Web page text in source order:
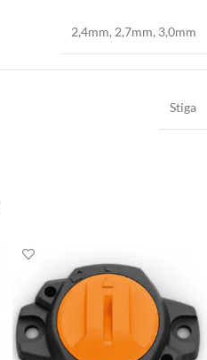
2,4mm, 2,7mm, 3,0mm
Stiga